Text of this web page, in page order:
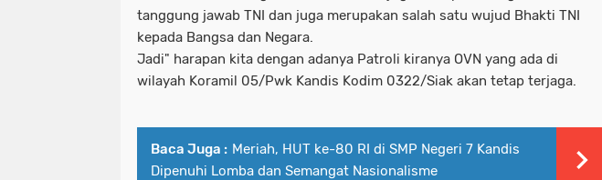
tanggung jawab TNI dan juga merupakan salah satu wujud Bhakti TNI
kepada Bangsa dan Negara.
Jadi" harapan kita dengan adanya Patroli kiranya OVN yang ada di
wilayah Koramil 05/Pwk Kandis Kodim 0322/Siak akan tetap terjaga.
Baca Juga : Meriah, HUT ke-80 RI di SMP Negeri 7 Kandis
Dipenuhi Lomba dan Semangat Nasionalisme